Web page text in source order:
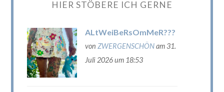
HIER STÖBERE ICH GERNE
ALtWeiBeRsOmMeR???
von ZWERGENSCHÖNam 31.
Juli 2026 um 18:53